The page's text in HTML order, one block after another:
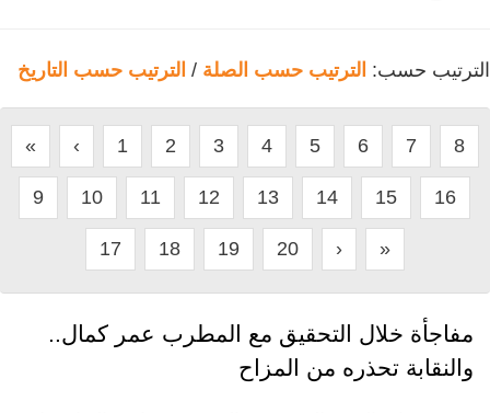
الترتيب حسب: الترتيب حسب الصلة / الترتيب حسب التاريخ
« ‹ 1 2 3 4 5 6 7 8
9 10 11 12 13 14 15 16
17 18 19 20 › »
مفاجأة خلال التحقيق مع المطرب عمر كمال..
والنقابة تحذره من المزاح